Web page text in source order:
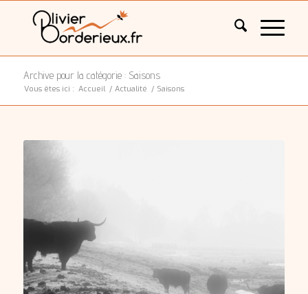
Archive pour la catégorie : Saisons
Vous êtes ici : Accueil / Actualité / Saisons